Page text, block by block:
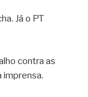
Já o PT
contra as
imprensa.